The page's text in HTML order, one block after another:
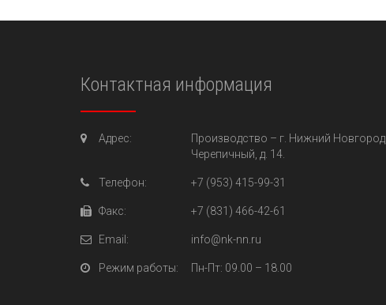
Контактная информация
Адрес: Производство – г. Нижний Новгород,
Черепичный, д. 14.
Телефон: +7 (953) 415-99-31
Факс: +7 (831) 466-42-61
Email: info@nk-nn.ru
Режим работы: Пн-Пт: 09.00 – 18.00